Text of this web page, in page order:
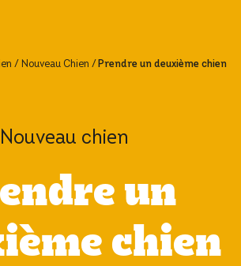
Nouveau Chien Prendre un deuxième chien
Nouveau chien
un
chien